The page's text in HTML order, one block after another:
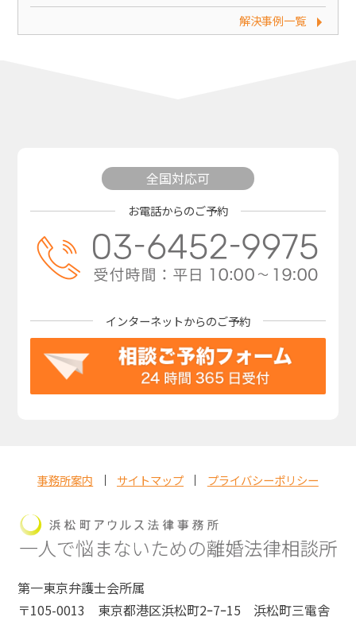
解決事例一覧
全国対応可
お電話からのご予約
インターネットからのご予約
事務所案内 サイトマップ プライバシーポリシー
第一東京弁護士会所属
〒105-0013 東京都港区浜松町2ｰ7ｰ15 浜松町三電舎